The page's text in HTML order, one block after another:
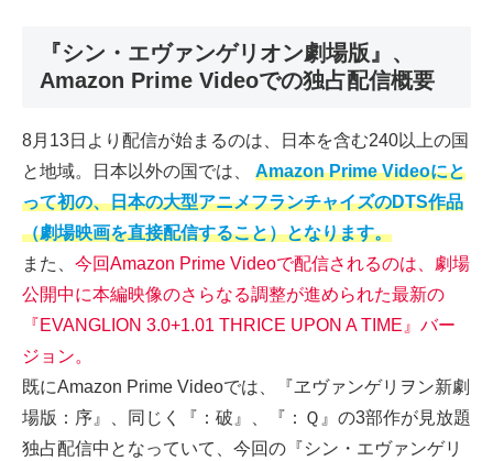
『シン・エヴァンゲリオン劇場版』、
Amazon Prime Videoでの独占配信概要
8月13日より配信が始まるのは、日本を含む240以上の国
と地域。日本以外の国では、 Amazon Prime Videoにと
って初の、日本の大型アニメフランチャイズのDTS作品
（劇場映画を直接配信すること）となります。
また、 今回Amazon Prime Videoで配信されるのは、劇場
公開中に本編映像のさらなる調整が進められた最新の
『EVANGLION 3.0+1.01 THRICE UPON A TIME』バー
ジョン。
既にAmazon Prime Videoでは、『ヱヴァンゲリヲン新劇
場版：序』、同じく『：破』、『：Ｑ』の3部作が見放題
独占配信中となっていて、今回の『シン・エヴァンゲリ